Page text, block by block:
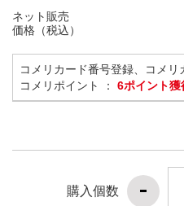
ネット販売
価格（税込）
コメリカード番号登録、コメ
コメリポイント ： 6ポイント獲
購入個数